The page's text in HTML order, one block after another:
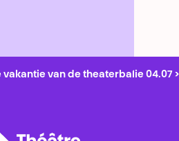
van de theaterbalie 04.07 >